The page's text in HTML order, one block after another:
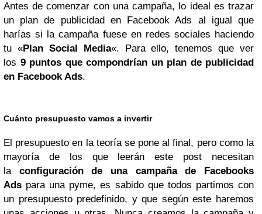
Antes de comenzar con una campaña, lo ideal es trazar
un plan de publicidad en Facebook Ads al igual que
harías si la campaña fuese en redes sociales haciendo
tu «Plan Social Media«. Para ello, tenemos que ver
los 9 puntos que compondrían un plan de publicidad
en Facebook Ads.
Cuánto presupuesto vamos a invertir
El presupuesto en la teoría se pone al final, pero como la
mayoría de los que leerán este post necesitan
la configuración de una campaña de Facebooks
Ads para una pyme, es sabido que todos partimos con
un presupuesto predefinido, y que según este haremos